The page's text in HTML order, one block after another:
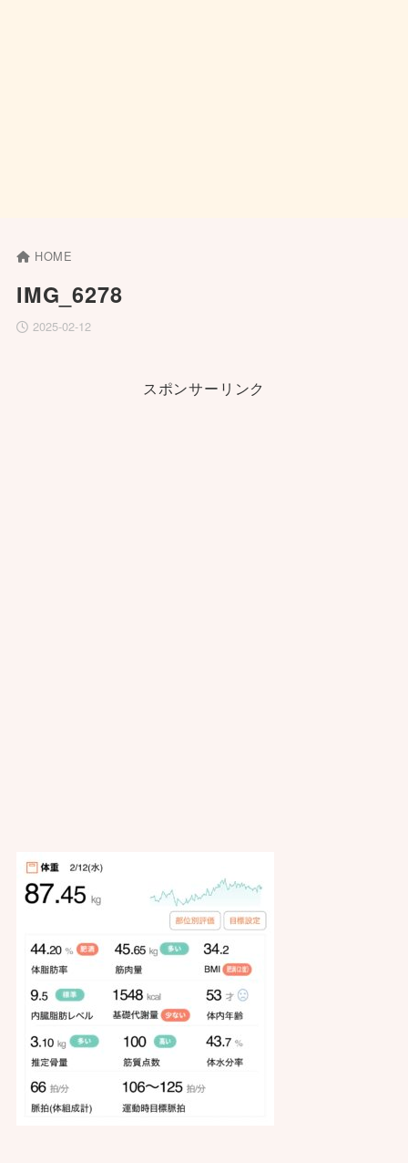
HOME
IMG_6278
2025-02-12
スポンサーリンク